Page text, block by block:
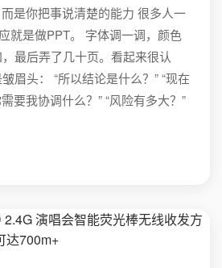
是你把事说清楚的能力 很多人一
就是做PPT。 字体调一调，颜色
最后弄了几十页。看起来很认
眉头： “所以结论是什么？” “现在
要我协调什么？” “风险有多大？”